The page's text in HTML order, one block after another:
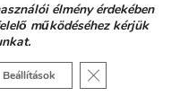
élmény érdekében
működéséhez kérjük
Beállítások Close GDPR